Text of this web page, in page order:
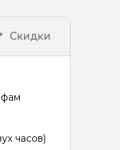
Скидки
часов)